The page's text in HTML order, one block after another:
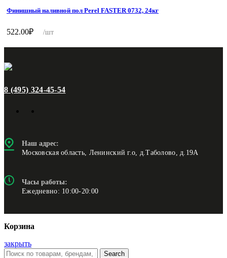
Финишный наливной пол Perel FASTER 0732, 24кг
522.00₽ /шт
8 (495) 324-45-54
Наш адрес:
Московская область, Ленинский г.о, д.Таболово, д.19А
Часы работы:
Ежедневно: 10:00-20:00
Корзина
закрыть
Search